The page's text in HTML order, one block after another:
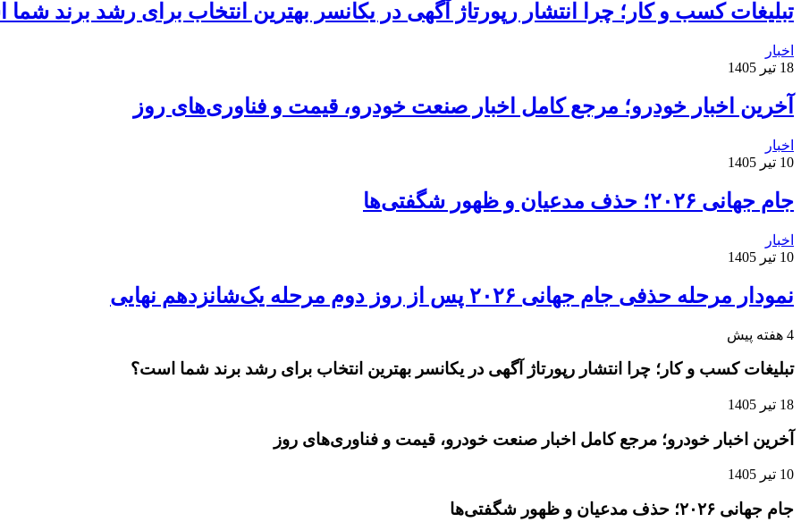
تبلیغات کسب و کار؛ چرا انتشار رپورتاژ آگهی در یکانسر بهترین انتخاب برای رشد برند
اخبار
18 تیر 1405
آخرین اخبار خودرو؛ مرجع کامل اخبار صنعت خودرو، قیمت و فناوری‌های روز
اخبار
10 تیر 1405
جام جهانی ۲۰۲۶؛ حذف مدعیان و ظهور شگفتی‌ها
اخبار
10 تیر 1405
نمودار مرحله حذفی جام جهانی ۲۰۲۶ پس از روز دوم مرحله یک‌شانزدهم نهایی
4 هفته پیش
تبلیغات کسب و کار؛ چرا انتشار رپورتاژ آگهی در یکانسر بهترین انتخاب برای رشد برند شما است؟
18 تیر 1405
آخرین اخبار خودرو؛ مرجع کامل اخبار صنعت خودرو، قیمت و فناوری‌های روز
10 تیر 1405
جام جهانی ۲۰۲۶؛ حذف مدعیان و ظهور شگفتی‌ها